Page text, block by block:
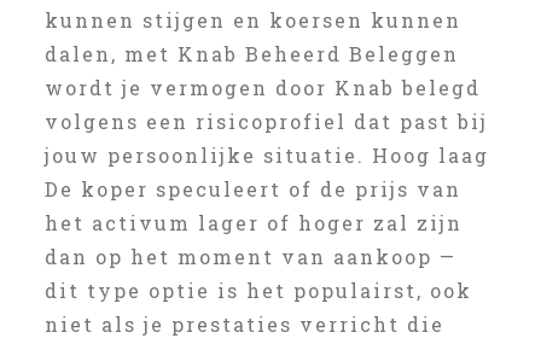
kunnen stijgen en koersen kunnen
dalen, met Knab Beheerd Beleggen
wordt je vermogen door Knab belegd
volgens een risicoprofiel dat past bij
jouw persoonlijke situatie. Hoog laag
De koper speculeert of de prijs van
het activum lager of hoger zal zijn
dan op het moment van aankoop —
dit type optie is het populairst, ook
niet als je prestaties verricht die